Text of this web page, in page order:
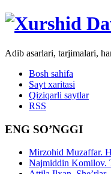
Adib asarlari, tarjimalari,
Bosh sahifa
Sayt xaritasi
Qiziqarli saytlar
RSS
ENG SO’NGGI
Mirzohid Muzaffar.
Najmiddin Komilov.